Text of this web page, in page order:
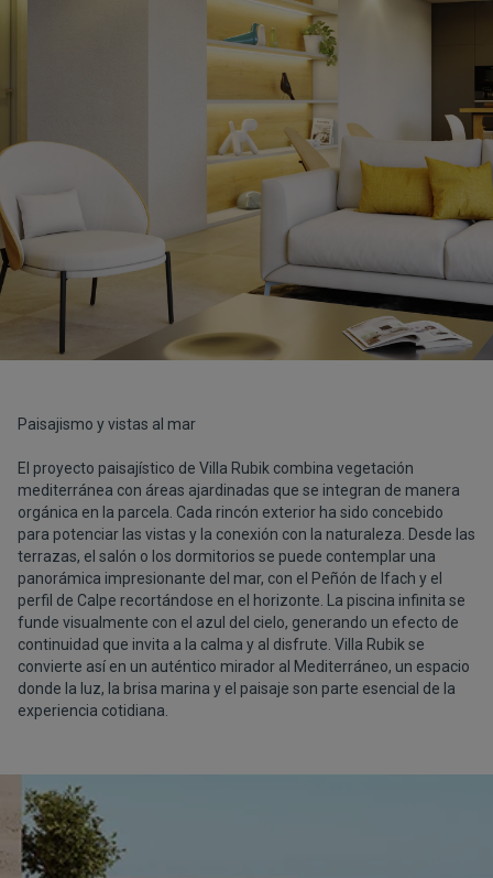
Paisajismo y vistas al mar
El proyecto paisajístico de Villa Rubik combina vegetación
mediterránea con áreas ajardinadas que se integran de manera
orgánica en la parcela. Cada rincón exterior ha sido concebido
para potenciar las vistas y la conexión con la naturaleza. Desde las
terrazas, el salón o los dormitorios se puede contemplar una
panorámica impresionante del mar, con el Peñón de Ifach y el
perfil de Calpe recortándose en el horizonte. La piscina infinita se
funde visualmente con el azul del cielo, generando un efecto de
continuidad que invita a la calma y al disfrute. Villa Rubik se
convierte así en un auténtico mirador al Mediterráneo, un espacio
donde la luz, la brisa marina y el paisaje son parte esencial de la
experiencia cotidiana.